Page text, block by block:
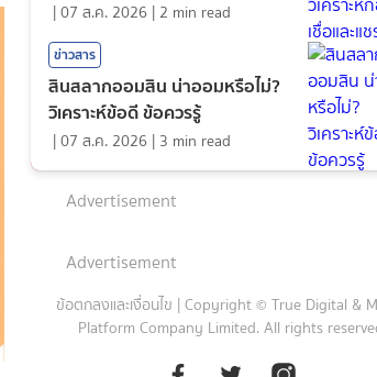
|07 ส.ค. 2026 | 2 min read
ข่าวสาร
สินสลากออมสิน น่าออมหรือไม่?
วิเคราะห์ข้อดี ข้อควรรู้
|07 ส.ค. 2026 | 3 min read
Advertisement
Advertisement
ข้อตกลงและเงื่อนไข | Copyright © True Digital &
Platform Company Limited. All rights